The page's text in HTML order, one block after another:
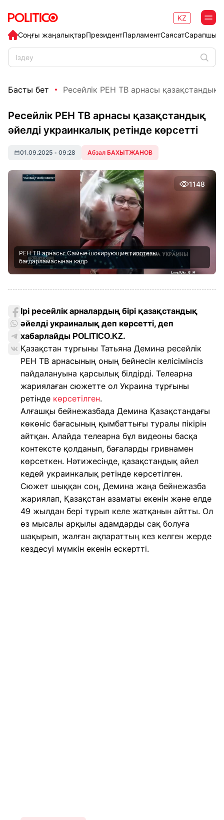
Соңғы жаңалықтарПрезидентПарламентСаясат
KZ
Басты бет Ресейлік РЕН ТВ арнасы қазақстандық
Ресейлік РЕН ТВ арнасы қазақстандық
әйелді украинкалық ретінде көрсетті
01.09.2025 • 09:28 Абзал БАХЫТЖАНОВ
1148
РЕН ТВ арнасы: Самые шокирующие гипотезы
бағдарламасынан кадр
Ірі ресейлік арналардың бірі қазақстандық
әйелді украиналық деп көрсетті, деп
хабарлайды POLITICO.KZ.
Қазақстан тұрғыны Татьяна Демина ресейлік
РЕН ТВ арнасының оның бейнесін келісімінсіз
пайдалануына қарсылық білдірді. Телеарна
жариялаған сюжетте ол Украина тұрғыны
ретінде көрсетілген.
Алғашқы бейнежазбада Демина Қазақстандағы
көкөніс бағасының қымбаттығы туралы пікірін
айтқан. Алайда телеарна бұл видеоны басқа
контексте қолданып, бағаларды гривнамен
көрсеткен. Нәтижесінде, қазақстандық әйел
кедей украинкалық ретінде көрсетілген.
Сюжет шыққан соң, Демина жаңа бейнежазба
жариялап, Қазақстан азаматы екенін және елде
49 жылдан бері тұрып келе жатқанын айтты. Ол
өз мысалы арқылы адамдарды сақ болуға
шақырып, жалған ақпараттың кез келген жерде
кездесуі мүмкін екенін ескертті.